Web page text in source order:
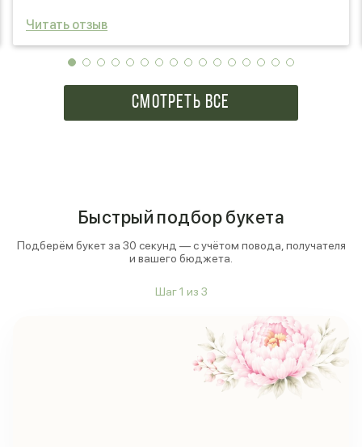
фотоотчетом. Букеты моим девочкам очень
понравились. Цветы оказались свежими. Букет,
указанный на сайте, полностью соответствовал
действительности. Хотел бы выразить
благодарность сотрудникам магазина Игнолия
(Люберцы, проспект Победы, 9/20) за честность и
Читать отзыв
СМОТРЕТЬ ВСЕ
Быстрый подбор букета
Подберём букет за 30 секунд — с учётом повода, получателя
и вашего бюджета.
Шаг1 из 3